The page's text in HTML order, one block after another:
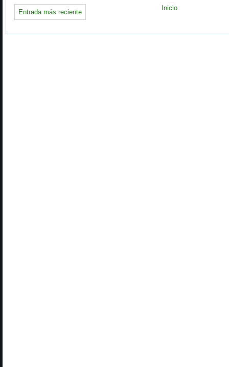
Entrada más reciente
Inicio